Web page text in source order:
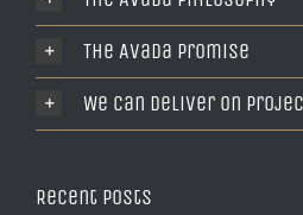
The Avada Promise
We Can Deliver On
Recent Posts